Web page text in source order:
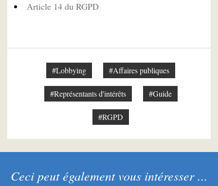
Article 14 du RGPD
#Lobbying #Affaires publiques
#Représentants d'intérêts #Guide
#RGPD
Ceci peut également vous intéresser ...